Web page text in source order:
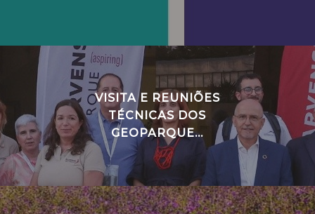
VISITA E REUNIÕES
TÉCNICAS DOS
GEOPARQUE...